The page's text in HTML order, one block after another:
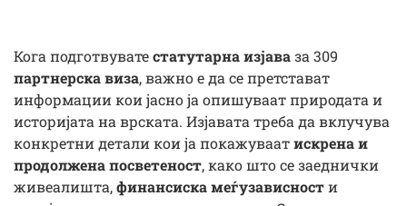
Кога подготвуватестатутарна изјаваза 309
партнерска виза, важно е да се претстават
информации кои јасно ја опишуваат природата и
историјата на врската. Изјавата треба да вклучува
конкретни детали кои ја покажуваатискрена и
продолжена посветеност, како што се заеднички
живеалишта,финансиска меѓузависности